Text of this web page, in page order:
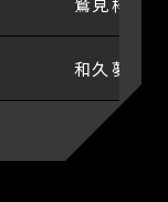
和久 夢来